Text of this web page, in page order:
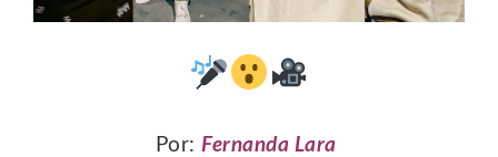
Por: Fernanda Lara